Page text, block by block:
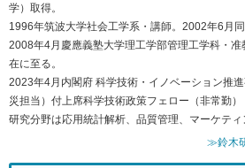
学）取得。
1996年筑波大学社会工学系・講師。2002年6月同
2008年4月慶應義塾大学理工学部管理工学科・
在に至る。
2023年4月内閣府 科学技術・イノベーション推
災担当）付上席科学技術政策フェロー（非常勤）
研究分野は応用統計解析、品質管理、マーケティ
≫鈴木